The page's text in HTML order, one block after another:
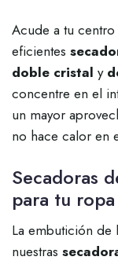
Acude a tu
eficientes
doble cristal y
concentre en el
un mayor
no hace calor en
Secadoras
para tu ropa
La embutición
nuestras